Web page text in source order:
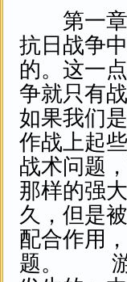
第一章 为什么提起游击战争的战略问题 抗日战争中，正规战争是主要的，游击战争是辅助的。这一点，我们已经正确地解决了。那末，游击战争就只有战术问题，为什么提起战略问题呢？ 如果我们是一个小国，游击战争只是在正规军的战役作战上起些近距离的直接的配合作用，那就当然只有战术问题，没有什么战略问题。又如果中国也像苏联那样的强大，敌人进来，很快就能赶出，或虽时间较久，但是被占地区不广，游击战争也只是一种战役的配合作用，当然也只有战术问题，没有什么战略问题。 游击战争的战略问题是在这样的情况之下发生的：中国既不是小国，又不像苏联，是一个大而弱的国家。这一个大而弱的国家被另一个小而强的国家所攻击，但是这个大而弱的国家却处于进步的时代，全部问题就从这里发生了。在这样的情况下，敌人占地甚广的现象发生了，战争的长期性发生了。敌人在我们这个大国中占地甚广，但他们的国家是小国，兵力不足，在占领区留了很多空虚的地方，因此抗日游击战争就主要地不是在内线配合正规军的战役作战，而是在外线单独作战；并且由于中国的进步，就是说有共产党领导的坚强的军队和广大的人民群众存在，因此抗日游击战争就不是小规模的，而是大规模的；于是战略防御和战略进攻等等一全套的东西都发生了。战争的长期性，随之也是残酷性，规定了游击战争不能不做许多异乎寻常的事情，于是根据地的问题、向运动战发展的问题等等也发生了。于是中国抗日的游击战争，就从战术范围跑了出来向战略敲门，要求把游击战争的问题放在战略的观点上加以考察。特别值得注意的，是这样又广大又持久的游击战争，在整个人类的战争史中，都是颇为新鲜的事情。这件事是同时代进步到二十世纪的三四十年代一事分不开的，是同共产党和红军的存在分不开的，这乃是问题的焦点所在。我们的敌人大概还在那里做元朝灭宋、清朝灭明、英占北美和印度、拉丁系国家占中南美等等的好梦。这等梦在今天的中国已经没有现实的价值，因为今天的中国比之上述历史多了一些东西，颇为新鲜的游击战争就是其中的一点。假如我们的敌人少估计了这一点，他们就一定要在这一点上面触一个很大的霉头。 这就是抗日游击战争虽然在整个抗日战争中仍然处于辅助的地位，但是必须放在战略观点上加以考察的理由。 那末，为什么不将抗日战争的一般战略问题中的东西用之于游击战争呢？ 抗日游击战争的战略问题，本来是密切地联系于整个抗日战争的战略问题的，许多东西二者都是一致的。然而游击战争又区别于正规战争，它本身有其特殊性，因而游击战争的战略问题颇有许多特殊的东西；抗日战争的一般战略问题中的东西，决不能照样用之于特殊情形的游击战争。 第二章 战争的基本原则是保存自己消灭敌人 在具体地说到游击战争的战略问题之先，还要说一说战争的基本问题。 一切军事行动的指导原则，都根据于一个基本的原则，就是：尽可能地保存自己的力量，消灭敌人的力量。这个原则，在革命战争中是直接地和基本的政治原则联系着的。例如中国抗日战争的基本政治原则即政治目的，是驱逐日本帝国主义，建立独立自由幸福的新中国。在军事上实行起来，就是以军事力量保卫祖国，驱逐日寇。为达到这个目的，在军队本身的行动上，就表现为：一方面，尽可能地保存自己的力量；另一方面，尽可能地消灭敌人的力量。何以解释战争中提倡勇敢牺牲呢？每一战争都须支付代价，有时是极大的代价，岂非和“保存自己”相矛盾？其实一点也不矛盾，正确点说，是相反相成的。因为这种牺牲，不但是为了消灭敌人的必要，也是为了保存自己的必要——部分的暂时的“不保存”（牺牲或支付），是为了全体的永久的保存所必需的。在这个基本的原则上，发生了指导整个军事行动的一系列的所谓原则，从射击原则（荫蔽身体，发扬火力，前者为了保存自己，后者为了消灭敌人）起，到战略原则止，都贯彻这个基本原则的精神。一切技术的、战术的、战役的、战略的原则，都是执行这个基本原则时的条件。保存自己消灭敌人的原则，是一切军事原则的根据。 第三章 抗日游击战争的六个具体战略问题 现在我们来看，抗日游击战争的军事行动，应该采取些什么方针或原则才能达到保存自己消灭敌人的目的呢？因为抗日战争中（乃至一切革命战争中）的游击队一般是从无到有、从小到大的，故在保存自己之外，还须加上一个发展自己。所以问题是：应该采取些什么方针或原则才能达到保存或发展自己和消灭敌人的目的呢？ 总的说来，主要的方针有下列各项：（一）主动地、灵活地、有计划地执行防御战中的进攻战，持久战中的速决战和内线作战中的外线作战；（二）和正规战争相配合；（三）建立根据地；（四）战略防御和战略